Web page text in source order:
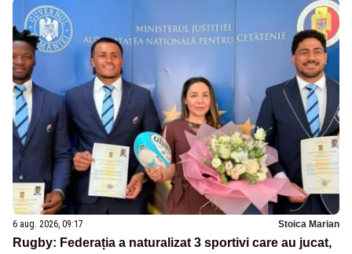
6 aug. 2026, 09:17 Stoica Marian
Rugby: Federația a naturalizat 3 sportivi care au jucat,